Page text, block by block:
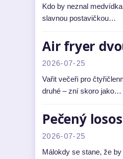
Kdo by neznal
slavnou postavičkou…
Air fryer
2026-07-25
Vařit večeři pro
druhé – zní skoro jako…
Pečený
2026-07-25
Málokdy se stane, že